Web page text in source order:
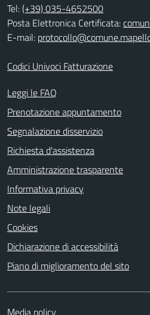
Tel:(+39) 035-4652500
Posta Elettronica Certificata:
E-mail:
Codici Univoci Fatturazione
Leggi le FAQ
Prenotazione appuntamento
Segnalazione disservizio
Richiesta d'assistenza
Amministrazione trasparente
Informativa privacy
Note legali
Cookies
Dichiarazione di accessibilità
Piano di miglioramento del sito
Media policy